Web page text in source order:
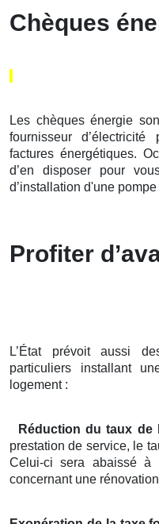
Chèques
Les chèques énergie
fournisseur
factures énergétiques.
d’en disposer pour
d’installation d'une
Profiter
L’État prévoit aussi
particuliers installant
logement :
Réduction du taux de
prestation de service, le
Celui-ci sera abaissé
concernant une